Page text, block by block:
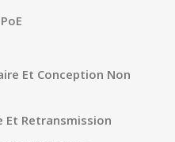
Et Conception Non
Et Retransmission